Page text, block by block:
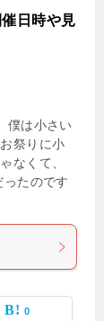
日時や見
僕は小さい
祭りに小
なくて、
たのです
0